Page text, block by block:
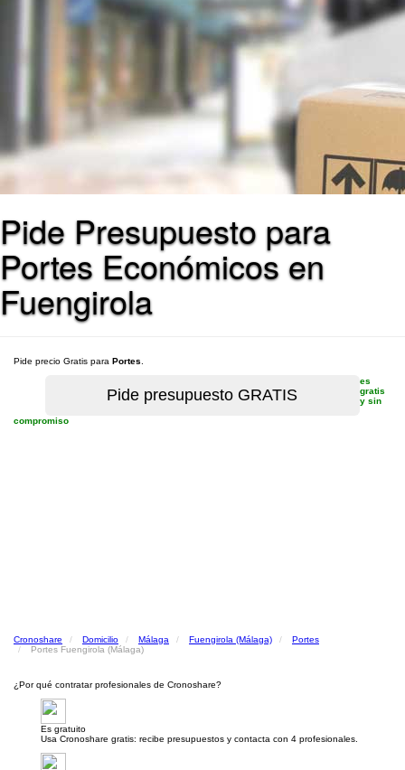
Pide Presupuesto para
Portes Económicos en
Fuengirola
Pide precio Gratis para Portes
es
gratis
y sin
compromiso
Cronoshare Domicilio Málaga Fuengirola (Málaga)
Portes
Portes Fuengirola (Málaga)
¿Por qué contratar profesionales de Cronoshare?
Es gratuito
Usa Cronoshare gratis: recibe presupuestos y contacta con 4 profesionales.